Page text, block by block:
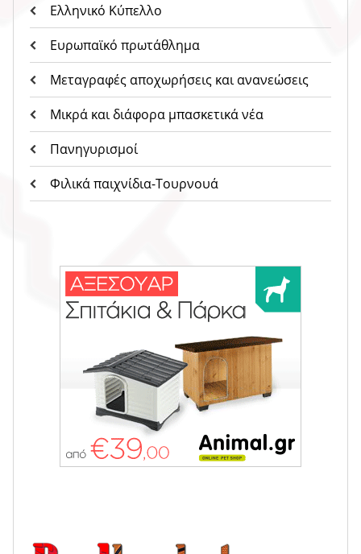
Ελληνικό Κύπελλο
Ευρωπαϊκό πρωτάθλημα
Μεταγραφές αποχωρήσεις και ανανεώσεις
Μικρά και διάφορα μπασκετικά νέα
Πανηγυρισμοί
Φιλικά παιχνίδια-Τουρνουά